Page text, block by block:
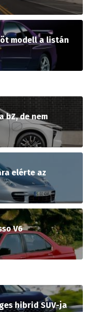
modell a listán
bZ, de nem
elérte az
V6
hibrid SUV-ja